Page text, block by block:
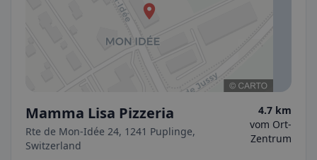
Mamma Lisa Pizzeria
Rte de Mon-Idée 24, 1241 Puplinge,
Switzerland
4.7 km
vom Ort-
Zentrum